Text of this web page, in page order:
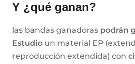
Y ¿qué ganan?
las bandas ganadoras podrán
Estudio un material EP
reproducción extendida) con